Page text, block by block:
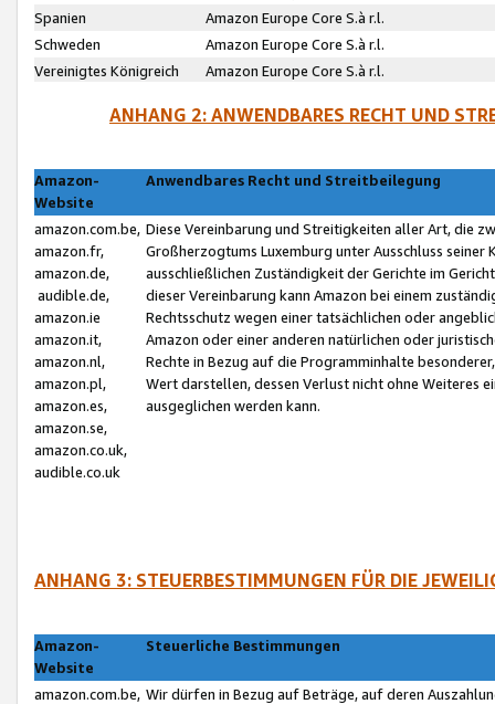
Spanien
Amazon Europe Core S.à r.l.
Schweden
Amazon Europe Core S.à r.l.
Vereinigtes Königreich
Amazon Europe Core S.à r.l.
ANHANG 2: ANWENDBARES RECHT UND
Amazon-
Website
Anwendbares Recht und Streitbeilegung
amazon.com.be,
amazon.fr,
amazon.de,
audible.de,
amazon.ie
amazon.it,
amazon.nl,
amazon.pl,
amazon.es,
amazon.se,
amazon.co.uk,
audible.co.uk
Diese Vereinbarung und Streitigkeiten aller Art, die
Großherzogtums Luxemburg unter Ausschluss
ausschließlichen Zuständigkeit der Gerichte im
dieser Vereinbarung kann Amazon bei einem
Rechtsschutz wegen einer tatsächlichen oder
Amazon oder einer anderen natürlichen oder
Rechte in Bezug auf die Programminhalte
Wert darstellen, dessen Verlust nicht ohne Weiteres
ausgeglichen werden kann.
ANHANG 3: STEUERBESTIMMUNGEN FÜR DIE
Amazon-
Website
Steuerliche Bestimmungen
amazon.com.be, Wir dürfen in Bezug auf Beträge, auf deren